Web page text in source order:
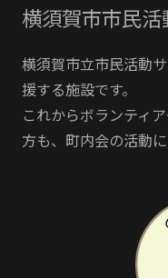
横須賀市市民
横須賀市立市民活動
援する施設です。
これからボランティ
方も、町内会の活動に